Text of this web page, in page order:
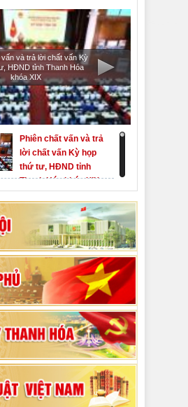
vấn và trả lời chất vấn Kỳ
HĐND tỉnh Thanh Hóa
khóa XIX
Phiên chất vấn và trả
lời chất vấn Kỳ họp
thứ tư, HĐND tỉnh
Thanh Hóa khóa XIX
Khai mạc kỳ họp thứ
Nhất, Quốc hội khóa
Hướng dẫn quy trình
bỏ phiếu bầu cử
ĐBQH khoá XVI và
đại biểu HĐND các
cấp nhiệm kỳ 2026-
80 năm Quốc hội Việt
Nam: vì lợi ích Nhân
dân, vì sự phát triển
của đất nước
Bộ Chính trị duyệt nội
dung Đại hội đại biểu
Đảng bộ tỉnh Thanh
Hóa lần thứ XX,